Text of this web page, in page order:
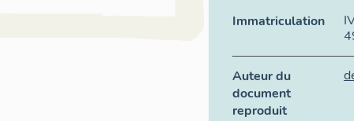
Immatriculation
Auteur du
document
reproduit